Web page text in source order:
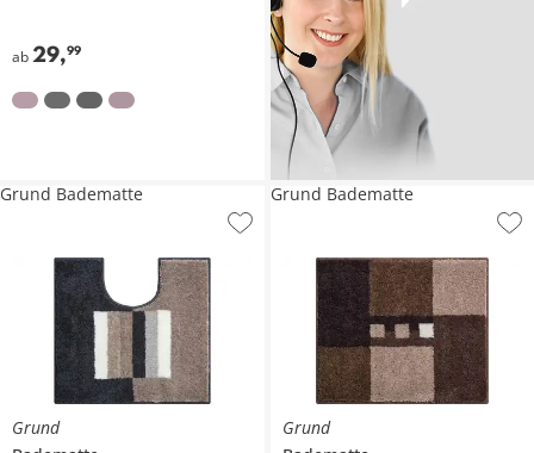
ab 29,99
Grund
Grund Badematte
Grund
Grund Badematte